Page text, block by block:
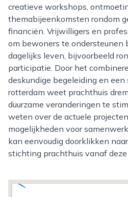
creatieve workshops,
themabijeenkomsten rondom
financiën. Vrijwilligers en
om bewoners te ondersteunen
dagelijks leven, bijvoorbeeld
participatie. Door het
deskundige begeleiding en
rotterdam weet prachthuis
duurzame veranderingen te
weten over de actuele
mogelijkheden voor
kan eenvoudig doorklikken
stichting prachthuis vanaf deze